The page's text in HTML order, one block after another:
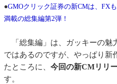
●GMOクリック証券の新CMは、FX
満載の総集編第2弾！
「総集編」は、ガッキーの魅
ではあるのですが、やっぱり
たところに、 今回の新CMリリ
す。